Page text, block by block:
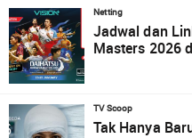
Netting
Jadwal dan
Masters 2026
TV Scoop
Tak Hanya